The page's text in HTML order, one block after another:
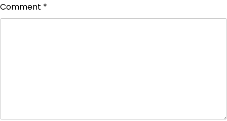
Comment *